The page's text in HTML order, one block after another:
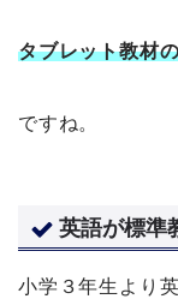
タブレット教材
ですね。
英語が標準
小学３年生より